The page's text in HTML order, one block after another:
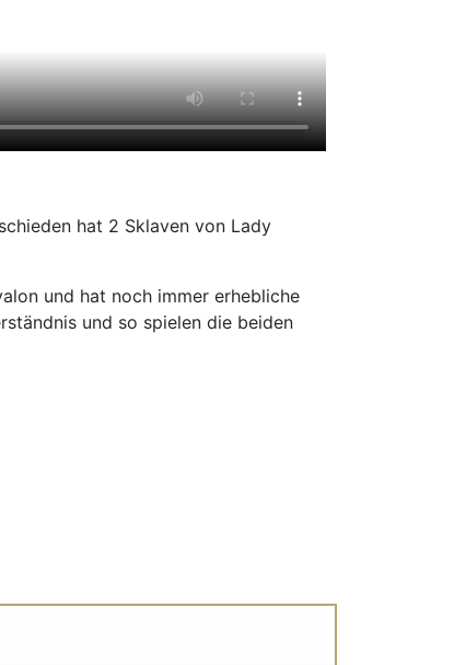
hat 2 Sklaven von Lady
und hat noch immer erhebliche
und so spielen die beiden